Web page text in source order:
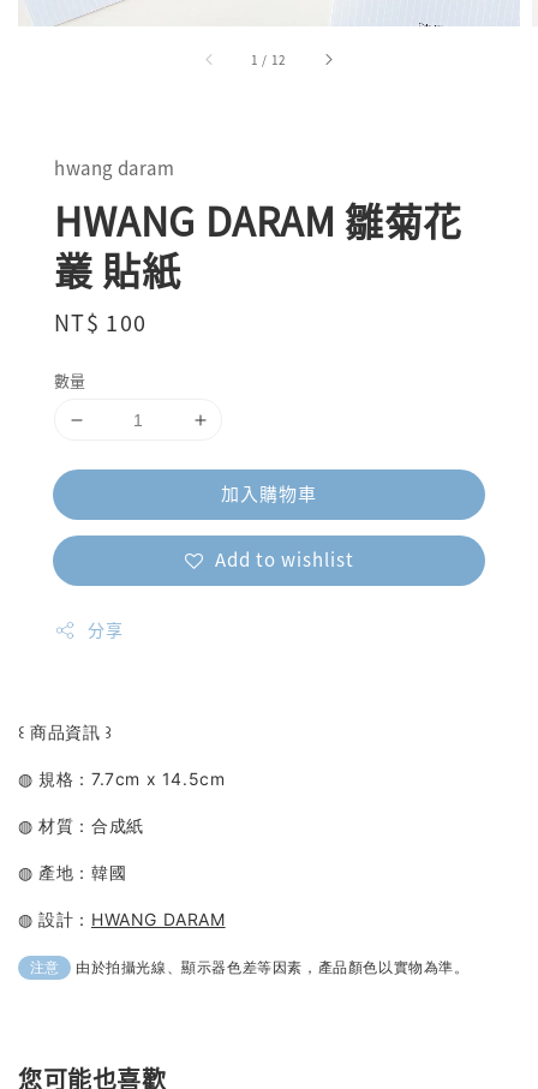
1 / 12
hwang daram
HWANG DARAM 雛菊花
叢 貼紙
Regular
NT$ 100
數量
加入購物車
Add to wishlist
分享
꒰ 商品資訊 ꒱
◍ 規格：7.7cm x 14.5cm
◍ 材質：合成紙
◍ 產地：韓國
◍ 設計： HWANG DARAM
注意 由於拍攝光線、顯示器色差等因素，產品顏色以實物為準。
您可能也喜歡